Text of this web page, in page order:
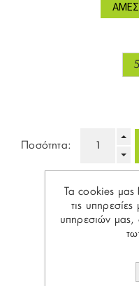
Ποσότητα:
Τα cookies
τις
υπηρεσιών μας,